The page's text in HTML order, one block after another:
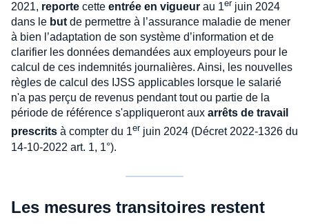
2021, reporte cette entrée en vigueur au 1er juin 2024
dans le butde permettre à l’assurance maladie de mener
à bien l’adaptation de son système d’information et de
clarifier les données demandées aux employeurs pour le
calcul de ces indemnités journalières. Ainsi, les nouvelles
règles de calcul des IJSS applicables lorsque le salarié
n'a pas perçu de revenus pendant tout ou partie de la
période de référence s'appliqueront aux arrêts de travail
prescrits à compter du 1er juin 2024 (Décret 2022-1326 du
14-10-2022 art. 1, 1°).
Les mesures transitoires restent